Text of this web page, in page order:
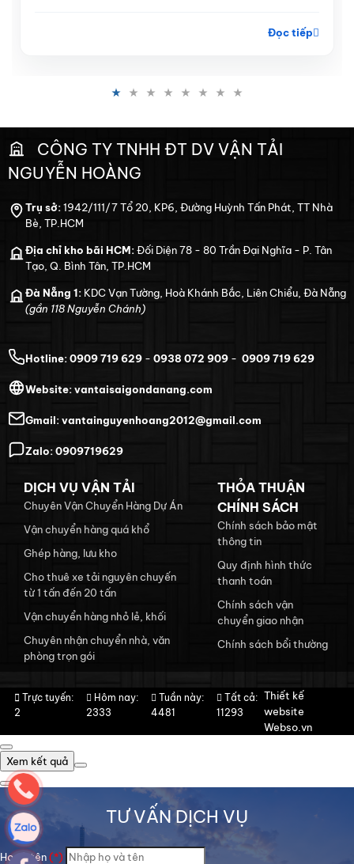
Đọc tiếp
CÔNG TY TNHH ĐT DV VẬN TẢI
NGUYỄN HOÀNG
Trụ sở:1942/111/7 Tổ 20, KP6, Đường Huỳnh Tấn Phát, TT Nhà
Bè, TP.HCM
Địa chỉ kho bãi HCM:Đối Diện 78 - 80 Trần Đại Nghĩa - P. Tân
Tạo, Q. Bình Tân, TP.HCM
Đà Nẵng 1: KDC Vạn Tường, Hoà Khánh Bắc, Liên Chiểu, Đà Nẵng
(gần 118 Nguyễn Chánh)
Hotline:0909 719 629 - 0938 072 909 - 0909 719 629
Website:vantaisaigondanang.com
Gmail:vantainguyenhoang2012@gmail.com
Zalo:0909719629
DỊCH VỤ VẬN TẢI
Chuyên Vận Chuyển Hàng Dự Án
Vận chuyển hàng quá khổ
Ghép hàng, lưu kho
Cho thuê xe tải nguyên chuyến
từ 1 tấn đến 20 tấn
Vận chuyển hàng nhỏ lẻ, khối
Chuyên nhận chuyển nhà, văn
phòng trọn gói
THỎA THUẬN
CHÍNH SÁCH
Chính sách bảo mật
thông tin
Quy định hình thức
thanh toán
Chính sách vận
chuyển giao nhận
Chính sách bổi thường
Trực tuyến:
2
Hôm nay:
2333
Tuần này:
4481
Tất cả:
11293
Thiết kế
website
Webso.vn
Xem kết quả
TƯ VẤN DỊCH VỤ
Họ và tên(*)